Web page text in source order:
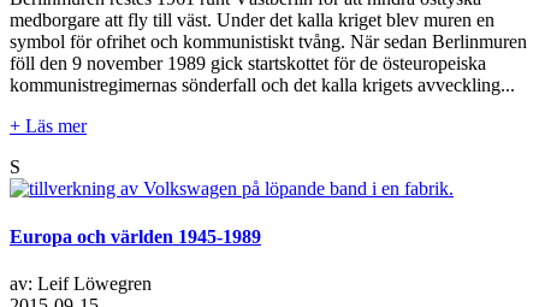
medborgare att fly till väst. Under det kalla kriget blev muren en
symbol för ofrihet och kommunistiskt tvång. När sedan Berlinmuren
föll den 9 november 1989 gick startskottet för de östeuropeiska
kommunistregimernas sönderfall och det kalla krigets avveckling...
+ Läs mer
S
Europa och världen 1945-1989
av: Leif Löwegren